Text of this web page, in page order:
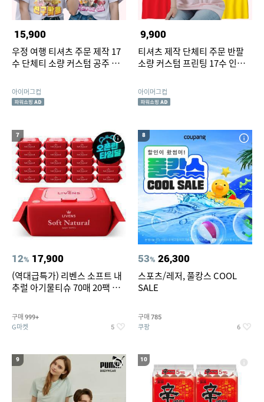
15,900
우정 여행 티셔츠 주문 제작 17
수 단체티 소량 커스텀 공주 사
아이머그컵
9,900
티셔츠 제작 단체티 주문 반팔
소량 커스텀 프린팅 17수 인쇄
아이머그컵
7
12% 17,900
(역대급특가) 리벤스 소프트 내
추럴 아기물티슈 70매 20팩 캡
구매 999+
G마켓 5
8
53% 26,300
스포츠/레저, 풀캉스 COOL
SALE
구매 785
쿠팡 6
9 10